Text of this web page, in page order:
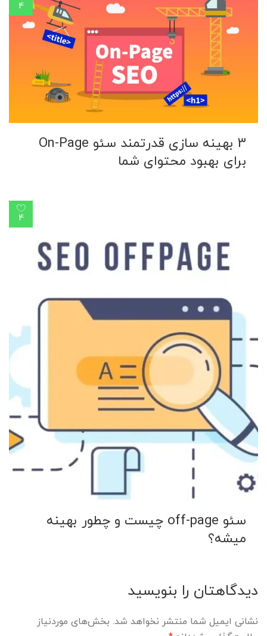
4
3 بهینه سازی قدرتمند سئو On-Page
برای بهبود محتوای شما
4
سئو off-page چیست و چطور بهینه
میشه؟
دیدگاهتان را بنویسید
نشانی ایمیل شما منتشر نخواهد شد. بخش‌های موردنیاز